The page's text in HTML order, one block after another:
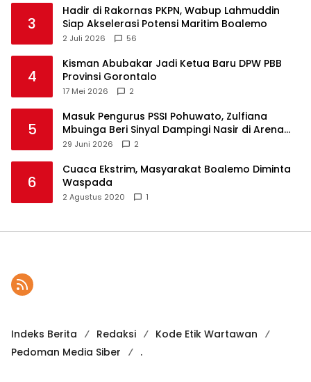
3
Hadir di Rakornas PKPN, Wabup Lahmuddin
Siap Akselerasi Potensi Maritim Boalemo
2 Juli 2026 56
4
Kisman Abubakar Jadi Ketua Baru DPW PBB
Provinsi Gorontalo
17 Mei 2026 2
5
Masuk Pengurus PSSI Pohuwato, Zulfiana
Mbuinga Beri Sinyal Dampingi Nasir di Arena
Politik ?
29 Juni 2026 2
6
Cuaca Ekstrim, Masyarakat Boalemo Diminta
Waspada
2 Agustus 2020 1
Indeks Berita Redaksi
Kode Etik Wartawan
Pedoman Media Siber
.